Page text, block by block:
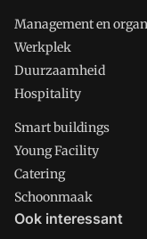
Management en
Werkplek
Duurzaamheid
Hospitality
Smart buildings
Young Facility
Catering
Schoonmaak
Ook interessant